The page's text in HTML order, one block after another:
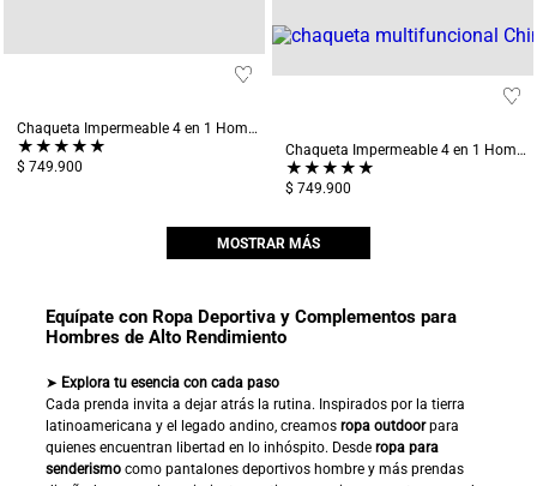
Chaqueta Impermeable 4 en 1 Hombre Chingaza Azul
★★★★★
$ 749.900
Chaqueta Impermeable 4 en 1 Hombre Chingaza Verde
★★★★★
$ 749.900
MOSTRAR MÁS
Equípate con Ropa Deportiva y Complementos para
Hombres de Alto Rendimiento
➤ Explora tu esencia con cada paso
Cada prenda invita a dejar atrás la rutina. Inspirados por la tierra
latinoamericana y el legado andino, creamos ropa outdoorpara
quienes encuentran libertad en lo inhóspito. Desde ropa para
senderismo como pantalones deportivos hombre y más prendas